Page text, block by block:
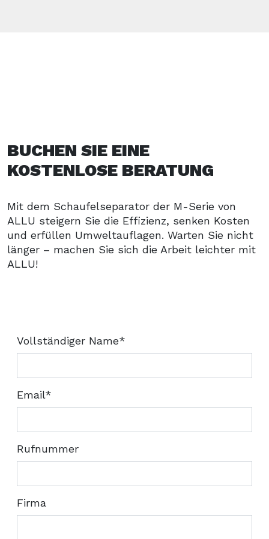
BUCHEN SIE EINE
KOSTENLOSE BERATUNG
Mit dem Schaufelseparator der M-Serie von
ALLU steigern Sie die Effizienz, senken Kosten
und erfüllen Umweltauflagen. Warten Sie nicht
länger – machen Sie sich die Arbeit leichter mit
ALLU!
Vollständiger Name*
Email*
Rufnummer
Firma